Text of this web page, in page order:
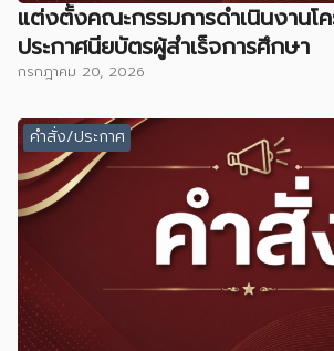
แต่งตั้งคณะกรรมการดำเนินงานโ
ประกาศนียบัตรผู้สำเร็จการศึกษา
กรกฎาคม 20, 2026
คำสั่ง/ประกาศ